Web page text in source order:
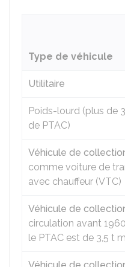
Type de véhicule
Utilitaire
Poids-lourd (plus de
de PTAC)
Véhicule de
comme voiture de
avec chauffeur (VTC)
Véhicule de
circulation avant
le PTAC est de 3,5 t